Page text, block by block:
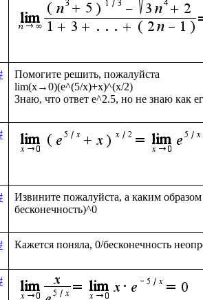
Помогите решить, пожалуйста
lim(x→0)(e^(5/x)+x)^(x/2)
Извините пожалуйста, а каким